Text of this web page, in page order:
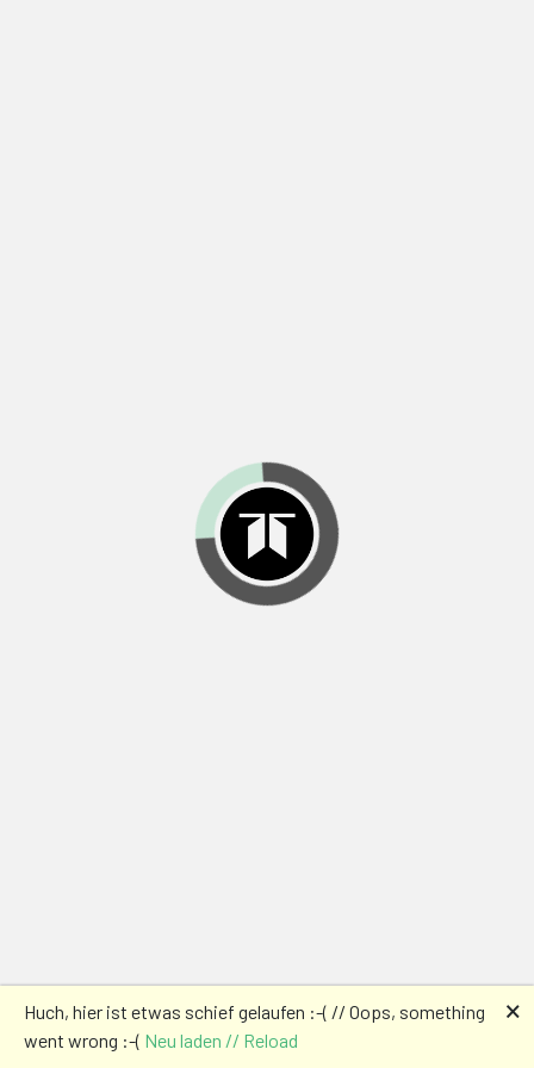
Huch, hier ist etwas schief gelaufen :-( // Oops, something
went wrong :-( Neu laden // Reload
🗙